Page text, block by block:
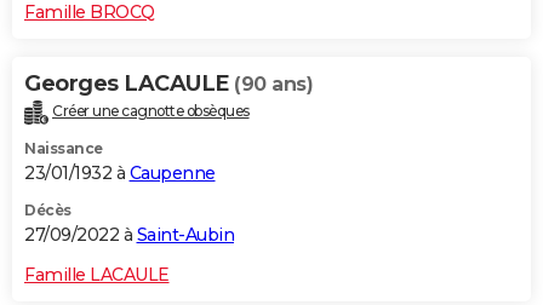
Famille BROCQ
Georges LACAULE (90 ans)
Créer une cagnotte obsèques
Naissance
23/01/1932 à Caupenne
Décès
27/09/2022 à Saint-Aubin
Famille LACAULE